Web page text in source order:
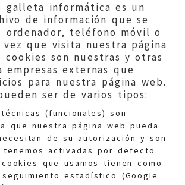
galleta informática es un
de información que se
ordenador, teléfono móvil o
que visita nuestra página
cookies son nuestras y otras
empresas externas que
para nuestra página web.
ser de varios tipos:
(funcionales) son
que nuestra página web pueda
de su autorización y son
tenemos activadas por defecto.
que usamos tienen como
estadístico (Google
quejas@eljusticiadearagon.es
Información general: